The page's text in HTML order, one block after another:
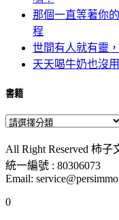
那個一直等著你
程
世間有人就有靈
天天喝牛奶也沒
書籍
All Right Reserved 柿子
統一編號 : 80306073
Email:
0